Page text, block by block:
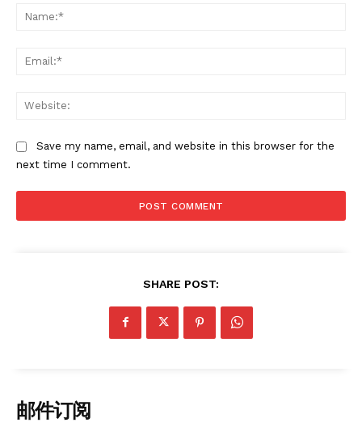
Save my name, email, and website in this browser for the
next time I comment.
SHARE POST:
邮件订阅